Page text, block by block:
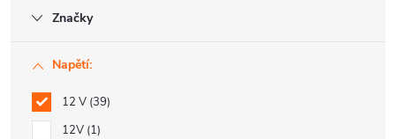
Značky
Napětí:
12 V 39
12V 1